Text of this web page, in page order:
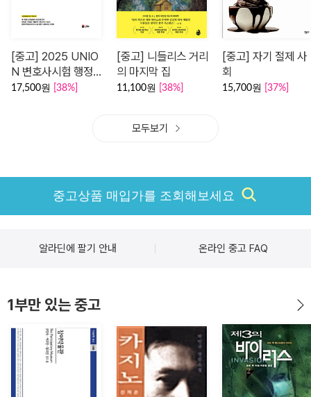
[중고] 2025 UNIO
N 변호사시험 행정법
선택형 기출문제집 1 :
17,500원 [38%]
[중고] 니들리스 거리
의 마지막 집
11,100원 [38%]
[중고] 자기 절제 사
회
15,700원 [37%]
모두보기
중고상품 매입가를 조회해보세요
알라딘에 팔기 안내 온라인 중고 FAQ
1부만 있는 중고